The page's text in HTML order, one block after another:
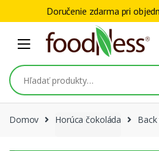
Skip to navigation
Skip to content
Hľadať:
Domov Horúca čokoláda
Doručenie zdarma pri